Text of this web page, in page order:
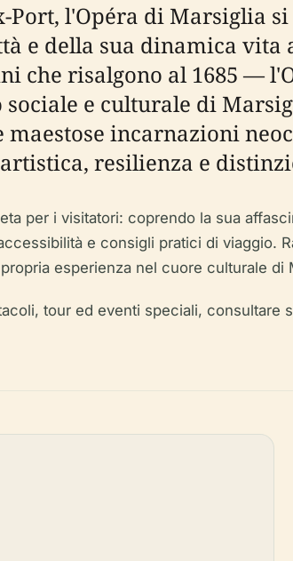
l'Opéra di Marsiglia
e della sua dinamica vita
che risalgono al 1685 —
sociale e culturale di
incarnazioni
resilienza e
per i visitatori: coprendo la sua
e consigli pratici di viaggio.
esperienza nel cuore culturale di
tour ed eventi speciali, consultare